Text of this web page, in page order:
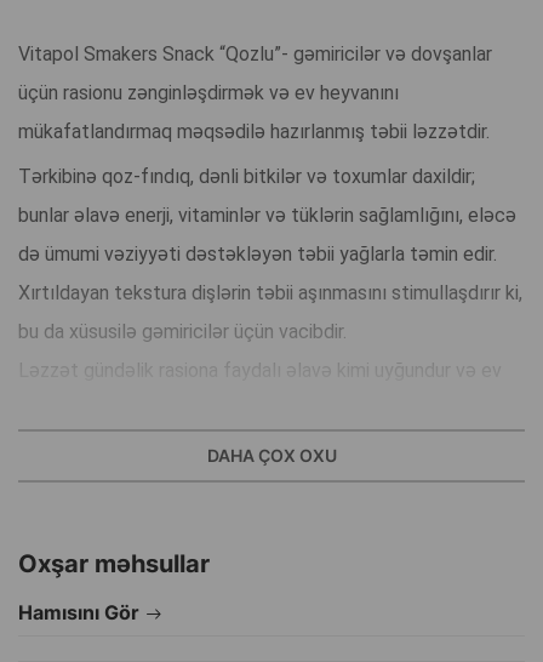
Vitapol Smakers Snack “Qozlu”- gəmiricilər və dovşanlar
üçün rasionu zənginləşdirmək və ev heyvanını
mükafatlandırmaq məqsədilə hazırlanmış təbii ləzzətdir.
Tərkibinə qoz-fındıq, dənli bitkilər və toxumlar daxildir;
bunlar əlavə enerji, vitaminlər və tüklərin sağlamlığını, eləcə
də ümumi vəziyyəti dəstəkləyən təbii yağlarla təmin edir.
Xırtıldayan tekstura dişlərin təbii aşınmasını stimullaşdırır ki,
bu da xüsusilə gəmiricilər üçün vacibdir.
Ləzzət gündəlik rasiona faydalı əlavə kimi uyğundur və ev
Üstünlüklər:
Dişlərin sağlamlığının və aktivliyin dəstəklənməsi.
Vitaminlər və faydalı yağlarla zəngindir.
DAHA ÇOX OXU
Oxşar məhsullar
Hamısını Gör